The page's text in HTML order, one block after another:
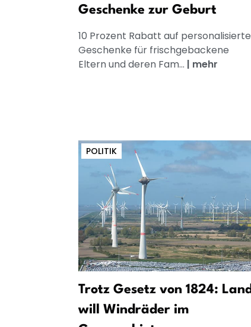
Geschenke zur Geburt
10 Prozent Rabatt auf personalisierte
Geschenke für frischgebackene
Eltern und deren Fam... | mehr
POLITIK
Trotz Gesetz von 1824: Land
will Windräder im